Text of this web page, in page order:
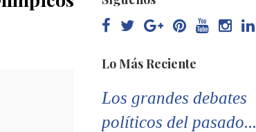
Lo Más Reciente
Los grandes debates
políticos del pasado...